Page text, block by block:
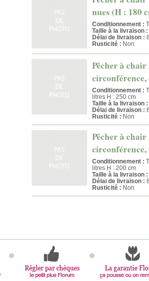
nues (H : 180
Conditionnement :
Taille à la livraison :
Délai de livraison :
Rusticité : Non
Pêcher à
circonférence,
Conditionnement :
litres H : 250 cm
Taille à la livraison :
Délai de livraison :
Rusticité : Non
Pêcher à
circonférence,
Conditionnement :
litres H : 200 cm
Taille à la livraison :
Délai de livraison :
Rusticité : Non